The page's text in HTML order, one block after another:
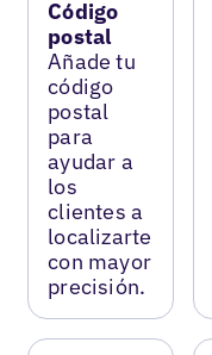
Código
postal
Añade tu
código
postal
para
ayudar a
los
clientes a
localizarte
con mayor
precisión.